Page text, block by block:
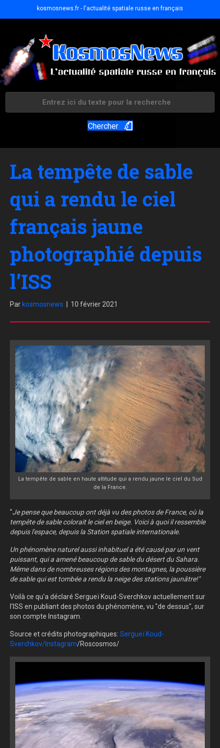
kosmosnews.fr - l'actualité spatiale russe en français
Chercher
La tempête de sable
qui a rendu le ciel
français jaune
photographié depuis
l’ISS
Par kosmosnews 10 février 2021
La tempête de sable en haute altitude qui a rendu jaune le ciel du Sud
de la France.
"Je pense que beaucoup ont déjà vu des photos de France, où la
tempête de sable colorait le ciel en beige. Voici à quoi il ressemble
depuis l'espace, depuis la Station spatiale internationale.
Un phénomène naturel aussi inhabituel a été causé par un vent
puissant, qui a amené beaucoup de sable du désert du Sahara.
Même dans de nombreuses régions des montagnes, la poussière
de sable qui est tombée a rendu la neige des stations jaunâtre!"
Voilà ce qu'a déclaré Sergueï Koud-Sverchkov actuellement sur
l'ISS en publiant des photos du phénomène, vu "de dessus", sur
son compte Instagram.
Source et crédits photographiques: Sergueï Koud-
Sverchkov/Instagram/Roscosmos/